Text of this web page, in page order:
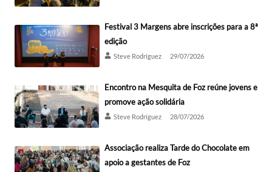
Festival 3 Margens abre inscrições para a 8ª
edição
Steve Rodríguez 29/07/2026
Encontro na Mesquita de Foz reúne jovens e
promove ação solidária
Steve Rodríguez 28/07/2026
Associação realiza Tarde do Chocolate em
apoio a gestantes de Foz